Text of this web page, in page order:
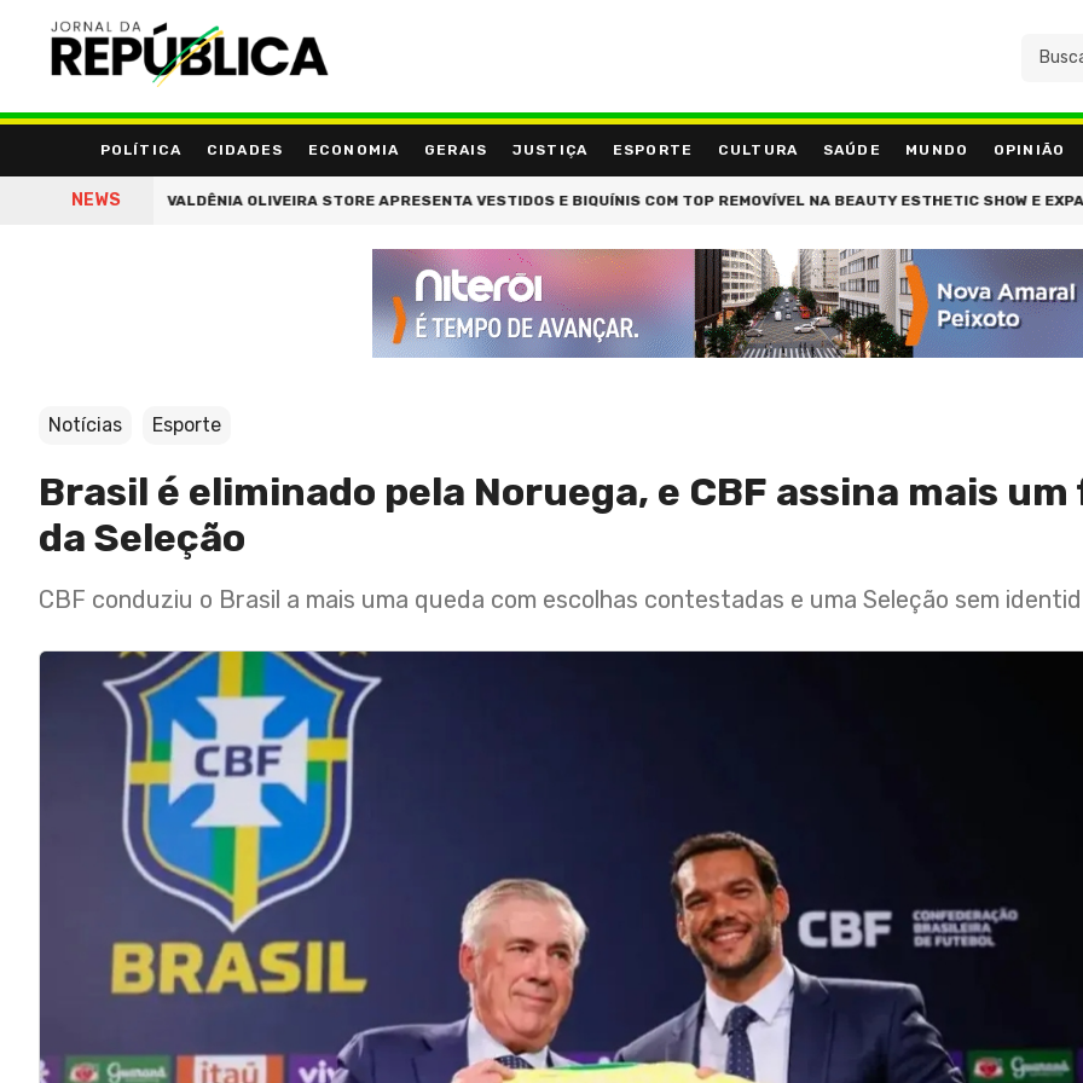
POLÍTICA CIDADES ECONOMIA GERAIS JUSTIÇA ESPORTE CULTURA SAÚDE MUNDO OPINIÃO
NEWSVALDÊNIA OLIVEIRA STORE APRESENTA VESTIDOS E BIQUÍNIS COM TOP REMOVÍVEL NA BEAUTY ESTHETIC SHOW E EXPANDE
Notícias Esporte
Brasil é eliminado pela Noruega, e CBF assina mais
da Seleção
CBF conduziu o Brasil a mais uma queda com escolhas contestadas e uma Seleção sem